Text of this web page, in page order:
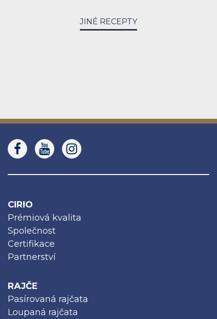
JINÉ RECEPTY
CIRIO
Prémiová kvalita
Společnost
Certifikace
Partnerství
RAJČE
Pasírovaná rajčata
Loupaná rajčata